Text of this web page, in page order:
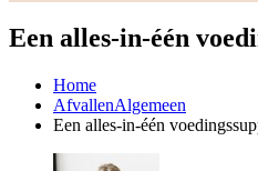
Een alles-in-één
Home
AfvallenAlgemeen
Een alles-in-één